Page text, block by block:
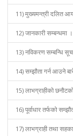
11) मुख्यमन्त्री दलित
12) जानकारी
13) नविकरण सम्बन्धि
14) सम्झौता गर्न आउने
15) लाभग्राहीको
16) पूर्वाधार तर्फको
17) लाभग्राही तथा